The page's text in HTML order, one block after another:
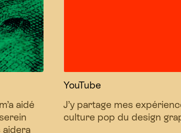
aidé
aidera
YouTube
J’y partage mes
culture pop du design